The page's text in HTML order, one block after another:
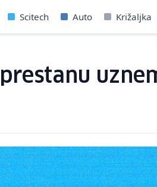
Scitech Auto Križaljka